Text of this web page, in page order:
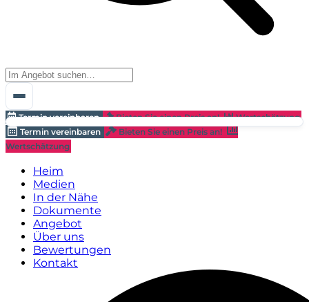
Termin vereinbaren Bieten Sie einen Preis an!
Wertschätzung
Termin vereinbaren
Bieten Sie einen Preis an!
Wertschätzung
Heim
Medien
In der Nähe
Dokumente
Angebot
Über uns
Bewertungen
Kontakt